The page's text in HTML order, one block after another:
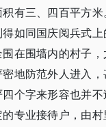
有三、四百平方
如同国庆阅兵式
在围墙内的村子
地防范外人进入，
个字来形容也并
专业接待户，由